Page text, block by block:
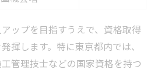
ップを目指すうえで、資格取得
揮します。特に東京都内では、
管理技士などの国家資格を持つ